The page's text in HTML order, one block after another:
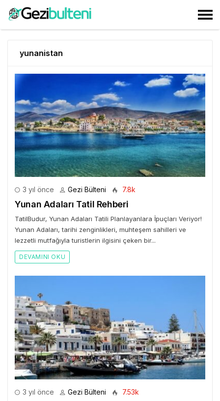
yunanistan
3 yıl önce Gezi Bülteni 7.8k
Yunan Adaları Tatil Rehberi
TatilBudur, Yunan Adaları Tatili Planlayanlara İpuçları Veriyor!
Yunan Adaları, tarihi zenginlikleri, muhteşem sahilleri ve
lezzetli mutfağıyla turistlerin ilgisini çeken bir...
DEVAMINI OKU
3 yıl önce Gezi Bülteni 7.53k